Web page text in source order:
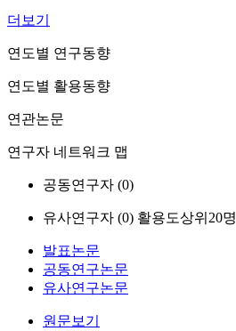
더보기
연도별 연구동향
연도별 활용동향
연관논문
연구자 네트워크 맵
공동연구자 (0)
유사연구자 (0) 활용도상위20명
발표논문
공동연구논문
유사연구논문
원문보기